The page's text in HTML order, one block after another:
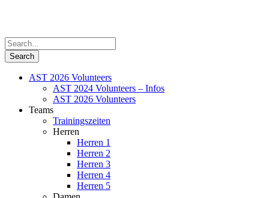
AST 2026 Volunteers
AST 2024 Volunteers – Infos
AST 2026 Volunteers
Teams
Trainingszeiten
Herren
Herren 1
Herren 2
Herren 3
Herren 4
Herren 5